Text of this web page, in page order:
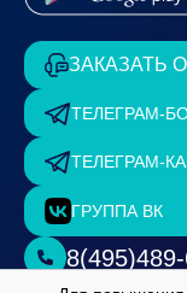
ЗАКАЗАТЬ
ТЕЛЕГРАМ-
ТЕЛЕГРАМ-
ГРУППА ВК